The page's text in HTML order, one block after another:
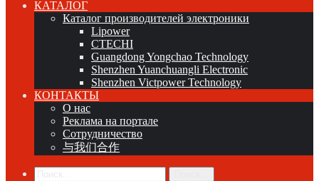
КАТАЛОГ
Каталог производителей электроники
Lipower
CTECHI
Guangdong Yongchao Technology
Shenzhen Yuanchuangli Electronic
Shenzhen Victpower Technology
КОНТАКТЫ
О нас
Реклама на портале
Сотрудничество
与我们合作